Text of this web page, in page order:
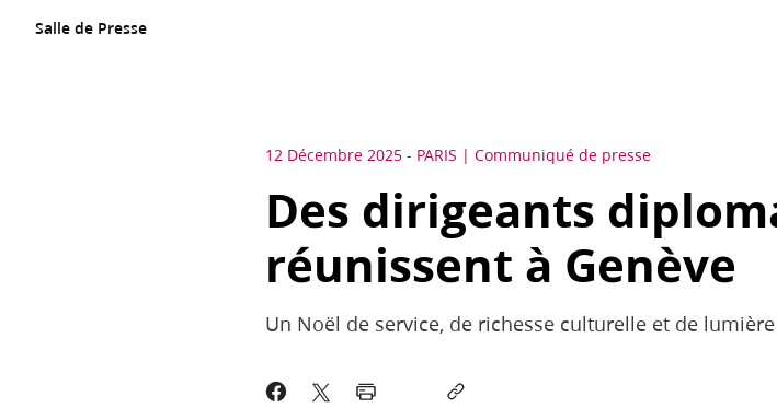
Salle de Presse
12 Décembre 2025 - PARIS Communiqué de presse
Des dirigeants
réunissent à Genève
Un Noël de service, de richesse culturelle et de lumière